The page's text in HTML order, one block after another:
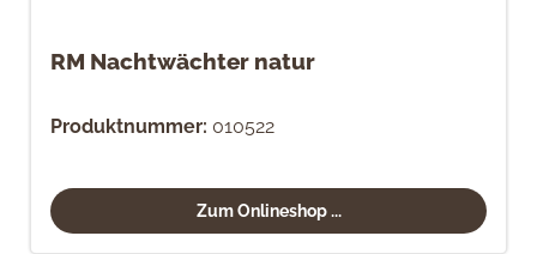
RM Nachtwächter natur
Produktnummer: 010522
Zum Onlineshop ...